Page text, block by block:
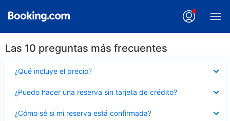
Las 10 preguntas más frecuentes
¿Qué incluye el precio?
cerrado
¿Puedo hacer una reserva sin tarjeta de crédito?
cerrado
¿Cómo sé si mi reserva está confirmada?
cerrado